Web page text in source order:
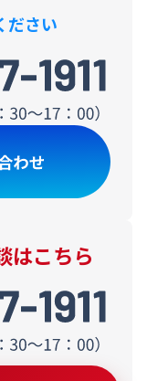
ださい
はこちら